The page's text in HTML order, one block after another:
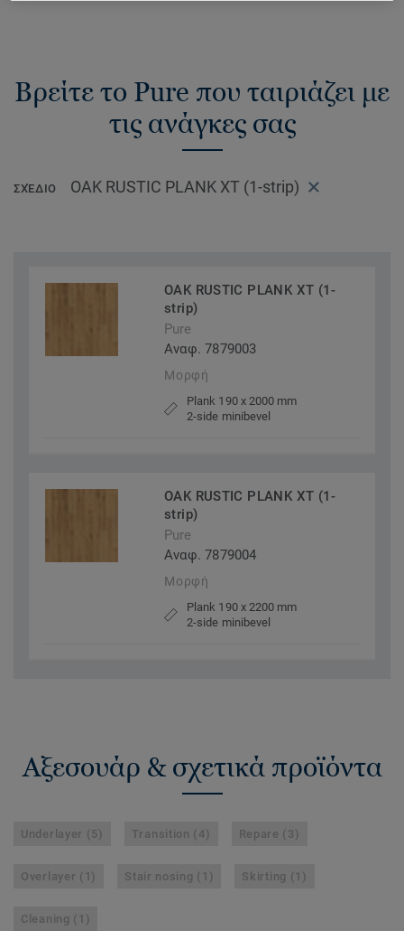
Βρείτε το Pure που ταιριάζει με
τις ανάγκες σας
ΣΧΈΔΙΟ OAK RUSTIC PLANK XT (1-strip)
OAK RUSTIC PLANK XT (1-
strip)
Pure
Αναφ. 7879003
Μορφή
Plank 190 x 2000 mm
2-side minibevel
OAK RUSTIC PLANK XT (1-
strip)
Pure
Αναφ. 7879004
Μορφή
Plank 190 x 2200 mm
2-side minibevel
Αξεσουάρ & σχετικά προϊόντα
Underlayer (5) Transition (4) Repare (3)
Overlayer (1) Stair nosing (1) Skirting (1)
Cleaning (1)